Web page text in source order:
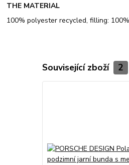
THE MATERIAL
100% polyester recycled, filling:
Související zboží 2